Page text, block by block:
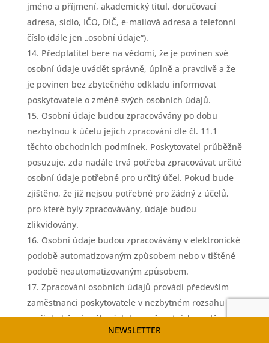
jméno a příjmení, akademický titul, doručovací
adresa, sídlo, IČO, DIČ, e-mailová adresa a telefonní
číslo (dále jen „osobní údaje“).
Předplatitel bere na vědomí, že je povinen své
osobní údaje uvádět správně, úplně a pravdivě a že
je povinen bez zbytečného odkladu informovat
poskytovatele o změně svých osobních údajů.
Osobní údaje budou zpracovávány po dobu
nezbytnou k účelu jejich zpracování dle čl. 11.1
těchto obchodních podmínek. Poskytovatel průběžně
posuzuje, zda nadále trvá potřeba zpracovávat určité
osobní údaje potřebné pro určitý účel. Pokud bude
zjištěno, že již nejsou potřebné pro žádný z účelů,
pro které byly zpracovávány, údaje budou
zlikvidovány.
Osobní údaje budou zpracovávány v elektronické
podobě automatizovaným způsobem nebo v tištěné
podobě neautomatizovaným způsobem.
Zpracování osobních údajů provádí především
zaměstnanci poskytovatele v nezbytném rozsahu
a při dodržení veškerých bezpečnostních opatření.
Osobní údaje předplatitelů mohou být předávány též
NEWSLETTER